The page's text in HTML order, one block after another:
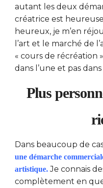
autant les deux
créatrice est
heureux, je m’en
l’art et le marché de
« cours de récréation
dans l’une et pas
Plus
Dans beaucoup de
une démarche
artistique.Je connais
complètement en